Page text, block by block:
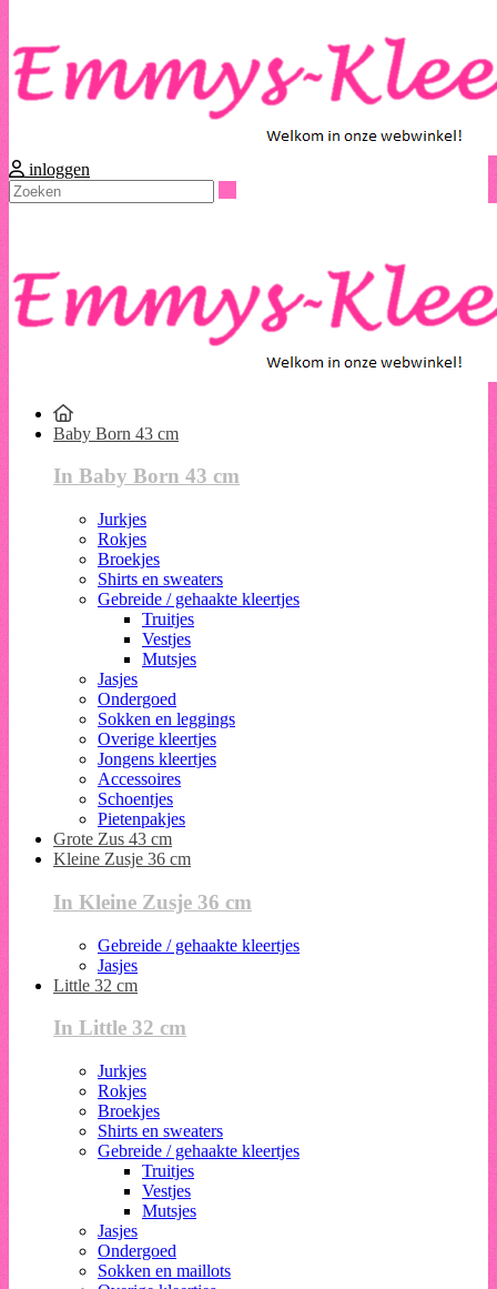
inloggen
Baby Born 43 cm
In Baby Born 43 cm
Jurkjes
Rokjes
Broekjes
Shirts en sweaters
Gebreide / gehaakte kleertjes
Truitjes
Vestjes
Mutsjes
Jasjes
Ondergoed
Sokken en leggings
Overige kleertjes
Jongens kleertjes
Accessoires
Schoentjes
Pietenpakjes
Grote Zus 43 cm
Kleine Zusje 36 cm
In Kleine Zusje 36 cm
Gebreide / gehaakte kleertjes
Jasjes
Little 32 cm
In Little 32 cm
Jurkjes
Rokjes
Broekjes
Shirts en sweaters
Gebreide / gehaakte kleertjes
Truitjes
Vestjes
Mutsjes
Jasjes
Ondergoed
Sokken en maillots